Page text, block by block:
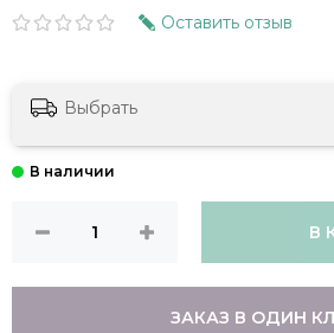
Оставить отзыв
Выбрать
В
ЗАКАЗ В ОДИН